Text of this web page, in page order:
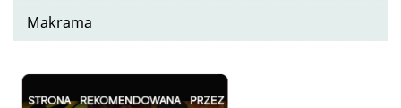
Makrama